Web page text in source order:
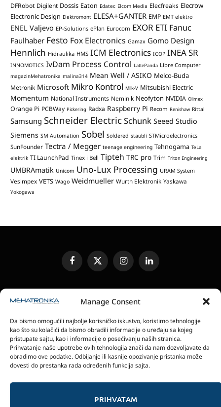
Manage Consent
Da bismo omogućili najbolje korisničko iskustvo, koristimo tehnologije
kao što su kolačići da bismo obradili informacije o uređaju sa kojeg
pristupate sajtu, kao i informacije o posećivanju naših stranica.
Prihvatanje naše upotrebe ovih tehnologija znači da nam dozvoljavate da
obradimo ove podatke. Odbijanje ili kasnije opozivanje pristanka može
dovesti do prestanka rada određenih funkcija sajta.
PRIHVATAM
DFRobot Digilent Dossis Eaton Edatec Elcom Media Elecfreaks Elecrow
Electronic Design Elektromont ELESA+GANTER EMP EMT elektro
ENEL Valjevo EP-Solutions ePlan Eurocom EXOR ETI Fanuc
Faulhaber Festo Fox Electronics Gamax Gomo Design
Hennlich Hidraulika HMS ICM Electronics ICOP INEA SR
INNOMOTICS IvDam Process Control LattePanda Libre Computer
magazinMehatronika malina314 Mean Well / ASIKO Melco-Buda
Metronik Microsoft Mikro Kontrol Milk-V Mitsubishi Electric
Momentum National Instruments Neminik Neofyton NVIDIA Olimex
Orange Pi PCBWay Pickering Radxa Raspberry Pi Recom Renishaw Rittal
Samsung Schneider ElectricSchunk Seeed Studio
Siemens SM Automation Sobel Soldered staubli STMicroelectronics
SunFounder Tectra / Megger teenage engineering Tehnogama TeLa
elektrik TI LaunchPad Tinex i Bell Tipteh TRC pro Trim Triton Engineering
UMBRAmatik Unicom Uno-Lux Processing URAM System
Vesimpex VETS Wago Weidmueller Wurth Elektronik Yaskawa
Yokogawa
FacebookX
(Twitter)
InstagramLinkedIn
SLANJE JEDINICA ZA RECENZIJU
ELEKTRONSKA IZDANJA
POLITIKA PRIVATNOSTI
POLITIKA KOLAČIĆA
magazin Mehatronika - Agencija “Gomo Design”
Stanoja Glavaša 37, 26300 Vršac, Serbia
© 2026 magazin Mehatronika by Gomo Design.